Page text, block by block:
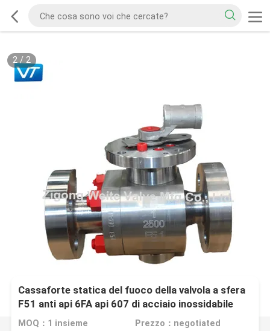
2/ 2
Cassaforte statica del fuoco della valvola a sfera
F51 anti api 6FA api 607 di acciaio inossidabile
2500LB
MOQ：1 insieme Prezzo：negotiated